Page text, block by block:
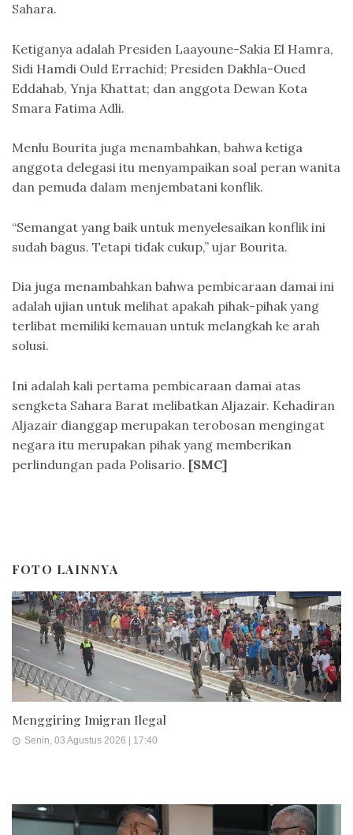
Sahara.
Ketiganya adalah Presiden Laayoune-Sakia El Hamra,
Sidi Hamdi Ould Errachid; Presiden Dakhla-Oued
Eddahab, Ynja Khattat; dan anggota Dewan Kota
Smara Fatima Adli.
Menlu Bourita juga menambahkan, bahwa ketiga
anggota delegasi itu menyampaikan soal peran wanita
dan pemuda dalam menjembatani konflik.
“Semangat yang baik untuk menyelesaikan konflik ini
sudah bagus. Tetapi tidak cukup,” ujar Bourita.
Dia juga menambahkan bahwa pembicaraan damai ini
adalah ujian untuk melihat apakah pihak-pihak yang
terlibat memiliki kemauan untuk melangkah ke arah
solusi.
Ini adalah kali pertama pembicaraan damai atas
sengketa Sahara Barat melibatkan Aljazair. Kehadiran
Aljazair dianggap merupakan terobosan mengingat
negara itu merupakan pihak yang memberikan
perlindungan pada Polisario. [SMC]
FOTO LAINNYA
Menggiring Imigran Ilegal
Senin, 03 Agustus 2026 | 17:40